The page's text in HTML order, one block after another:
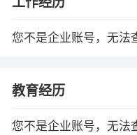
您不是企业账号，无法
教育经历
您不是企业账号，无法